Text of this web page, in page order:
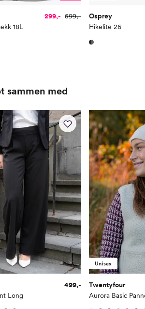
18L
299,- 599,-
Osprey
Hikelite 26
sammen med
Long
499,-
Unisex
Twentyfour
Aurora Basic